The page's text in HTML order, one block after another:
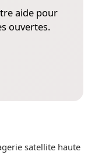
aide pour
ouvertes.
satellite haute